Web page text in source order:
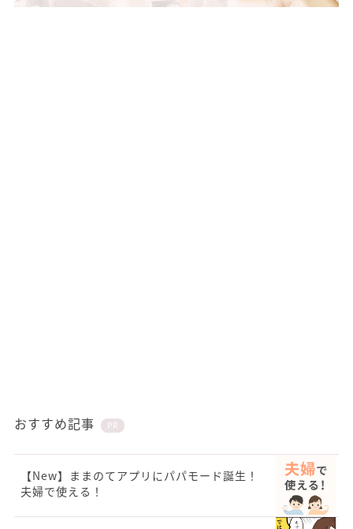
おすすめ記事 PR
【New】ままのてアプリにパパモード誕生！
夫婦で使える！